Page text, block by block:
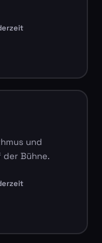
und
Bühne.